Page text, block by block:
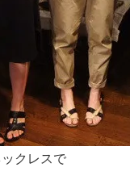
クレスで